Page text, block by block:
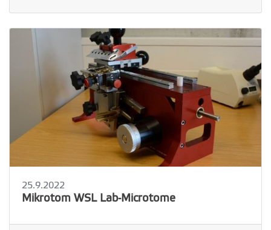
25.9.2022
Mikrotom WSL Lab-Microtome